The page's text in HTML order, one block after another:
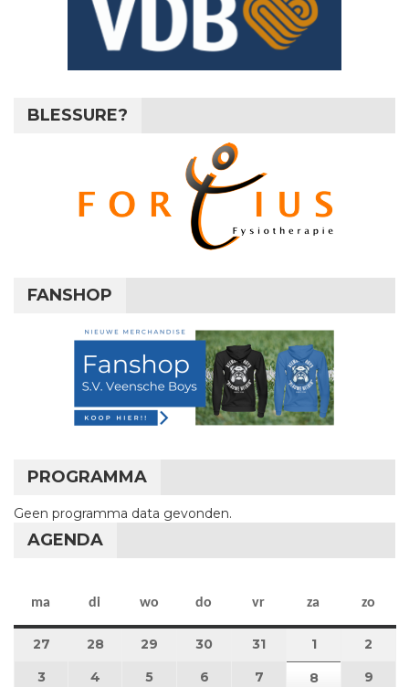
BLESSURE?
FANSHOP
PROGRAMMA
Geen programma data gevonden.
AGENDA
ma maandag
di dinsdag
wo woensdag
do donderdag
vr vrijdag
za zaterdag
zo
27 27 juli 2026
28 28 juli 2026
29 29 juli 2026
30 30 juli 2026
31 31 juli 2026
11 augustus
2
3 3 augustus 2026
4 4 augustus 2026
5 5 augustus 2026
6 6 augustus 2026
7 7 augustus 2026
88 augustus
9